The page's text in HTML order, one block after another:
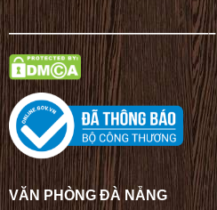
——————————————–
VĂN PHÒNG ĐÀ NẴNG